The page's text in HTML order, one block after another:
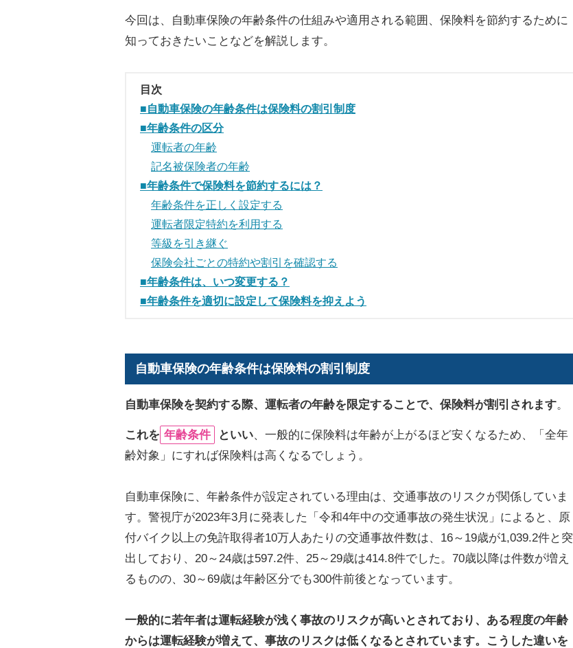
今回は、自動車保険の年齢条件の仕組みや適用される範囲、保険料を節約するために
知っておきたいことなどを解説します。
目次
■自動車保険の年齢条件は保険料の割引制度
■年齢条件の区分
運転者の年齢
記名被保険者の年齢
■年齢条件で保険料を節約するには？
年齢条件を正しく設定する
運転者限定特約を利用する
等級を引き継ぐ
保険会社ごとの特約や割引を確認する
■年齢条件は、いつ変更する？
■年齢条件を適切に設定して保険料を抑えよう
自動車保険の年齢条件は保険料の割引制度
自動車保険を契約する際、運転者の年齢を限定することで、保険料が割引されます。
これを 年齢条件 といい、一般的に保険料は年齢が上がるほど安くなるため、「全年
齢対象」にすれば保険料は高くなるでしょう。
自動車保険に、年齢条件が設定されている理由は、交通事故のリスクが関係していま
す。警視庁が2023年3月に発表した「令和4年中の交通事故の発生状況」によると、原
付バイク以上の免許取得者10万人あたりの交通事故件数は、16～19歳が1,039.2件と突
出しており、20～24歳は597.2件、25～29歳は414.8件でした。70歳以降は件数が増え
るものの、30～69歳は年齢区分でも300件前後となっています。
一般的に若年者は運転経験が浅く事故のリスクが高いとされており、ある程度の年齢
からは運転経験が増えて、事故のリスクは低くなるとされています。こうした違いを